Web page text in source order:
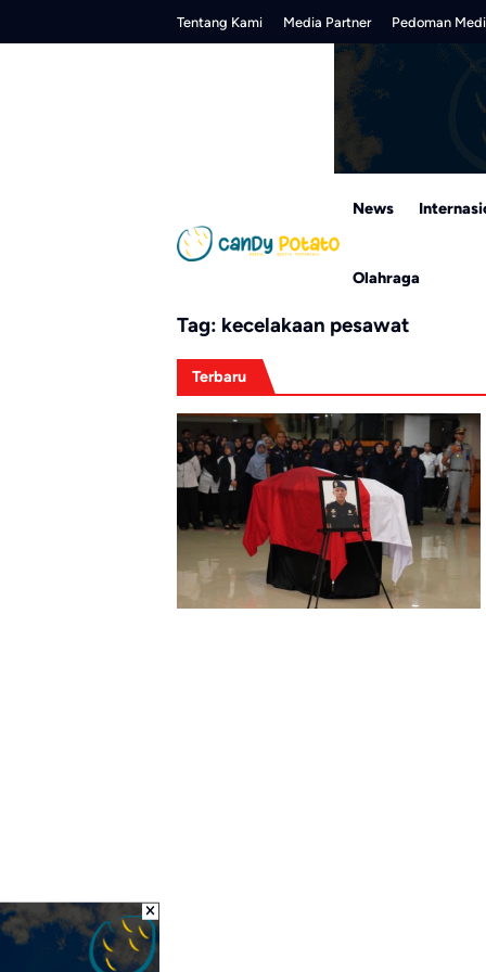
Tentang Kami Media Partner Pedoman
News
Olahraga
Tag: kecelakaan pesawat
Terbaru